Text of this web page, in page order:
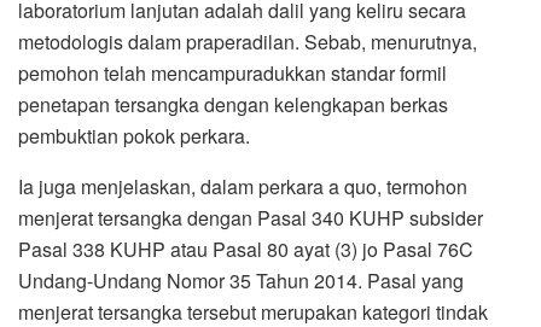
laboratorium lanjutan adalah dalil yang keliru secara
metodologis dalam praperadilan. Sebab, menurutnya,
pemohon telah mencampuradukkan standar formil
penetapan tersangka dengan kelengkapan berkas
pembuktian pokok perkara.
Ia juga menjelaskan, dalam perkara a quo, termohon
menjerat tersangka dengan Pasal 340 KUHP subsider
Pasal 338 KUHP atau Pasal 80 ayat (3) jo Pasal 76C
Undang-Undang Nomor 35 Tahun 2014. Pasal yang
menjerat tersangka tersebut merupakan kategori tindak